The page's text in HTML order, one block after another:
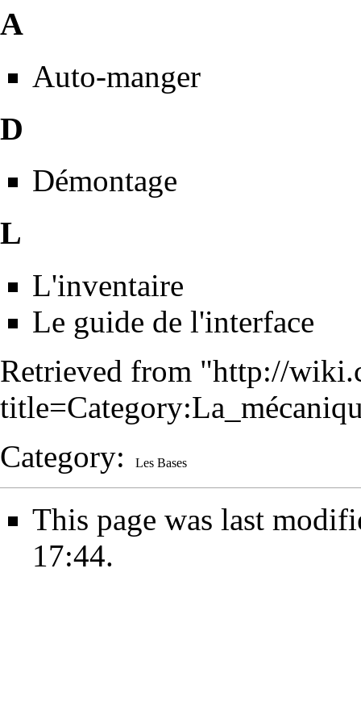
A
Auto-manger
D
Démontage
L
L'inventaire
Le guide de l'interface
Retrieved from "http://
Category: Les Bases
This page was last
17:44.